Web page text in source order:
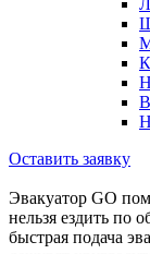
Оставить заявку
Эвакуатор GO
нельзя ездить по
быстрая подача